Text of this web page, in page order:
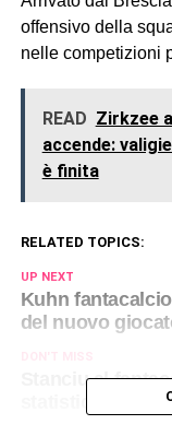
offensivo della
nelle competizioni
READ Zirkzee
accende:
è finita
RELATED TOPICS:
UP NEXT
Kuhn
del nuovo
Stanciu al
statistiche del